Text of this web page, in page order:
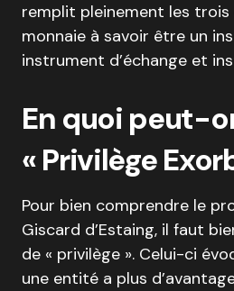
remplit pleinement les trois
monnaie à savoir être un
instrument d’échange et
En quoi peut-
« Privilège
Pour bien comprendre le
Giscard d’Estaing, il faut
de « privilège ». Celui-ci
une entité a plus